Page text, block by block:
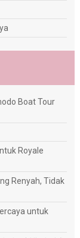
Boat Tour
Royale
Renyah, Tidak
untuk